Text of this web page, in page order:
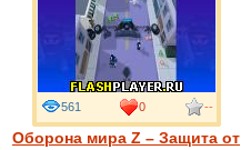
Оборона мира Z – Защита от
561 0 --